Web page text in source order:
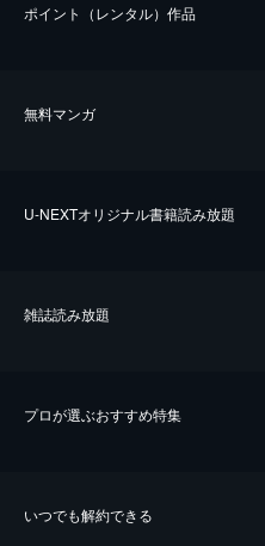
ポイント（レンタル）作品
無料マンガ
U-NEXTオリジナル書籍読み放題
雑誌読み放題
プロが選ぶおすすめ特集
いつでも解約できる